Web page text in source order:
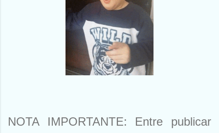
NOTA IMPORTANTE: Entre publicar